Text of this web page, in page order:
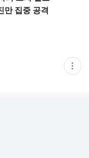
만 집중 공격
현
재